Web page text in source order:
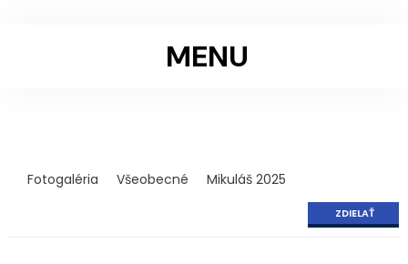
MENU
Fotogaléria Všeobecné Mikuláš 2025
ZDIELAŤ